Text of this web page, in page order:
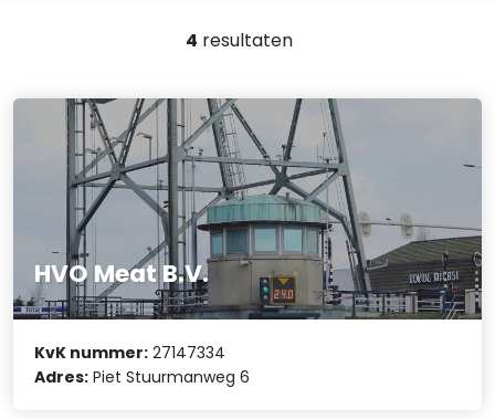
4 resultaten
HVO Meat B.V.
KvK nummer: 27147334
Adres: Piet Stuurmanweg 6